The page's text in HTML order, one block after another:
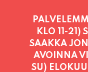
KLO 11-21)